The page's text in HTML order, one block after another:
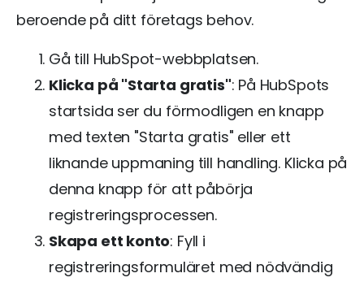
beroende på ditt företags behov.
Gå till HubSpot-webbplatsen.
Klicka på "Starta gratis": På HubSpots
startsida ser du förmodligen en knapp
med texten "Starta gratis" eller ett
liknande uppmaning till handling. Klicka på
denna knapp för att påbörja
registreringsprocessen.
Skapa ett konto: Fyll i
registreringsformuläret med nödvändig